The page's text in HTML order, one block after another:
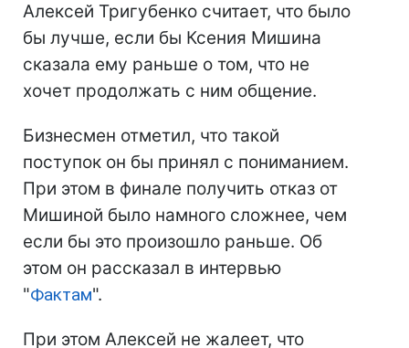
Алексей Тригубенко считает, что было
бы лучше, если бы Ксения Мишина
сказала ему раньше о том, что не
хочет продолжать с ним общение.
Бизнесмен отметил, что такой
поступок он бы принял с пониманием.
При этом в финале получить отказ от
Мишиной было намного сложнее, чем
если бы это произошло раньше. Об
этом он рассказал в интервью
"Фактам".
При этом Алексей не жалеет, что